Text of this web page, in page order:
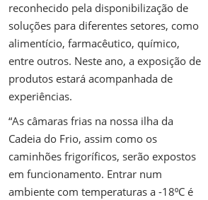
reconhecido pela disponibilização de
soluções para diferentes setores, como
alimentício, farmacêutico, químico,
entre outros. Neste ano, a exposição de
produtos estará acompanhada de
experiências.
“As câmaras frias na nossa ilha da
Cadeia do Frio, assim como os
caminhões frigoríficos, serão expostos
em funcionamento. Entrar num
ambiente com temperaturas a -18⁰C é